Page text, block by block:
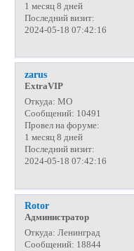
1 месяц 8 дней
Последний визит:
2024-05-18 07:42:16
zarus
ExtraVIP
Откуда: МО
Сообщений: 10491
Провел на форуме:
1 месяц 8 дней
Последний визит:
2024-05-18 07:42:16
Rotor
Администратор
Откуда: Ленинград
Сообщений: 18844